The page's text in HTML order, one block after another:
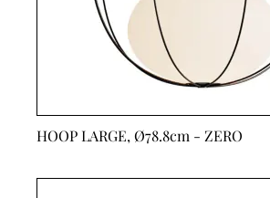
HOOP LARGE, Ø78.8cm - ZERO